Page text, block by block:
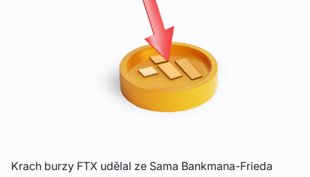
Krach burzy FTX udělal ze Sama Bankmana-Frieda